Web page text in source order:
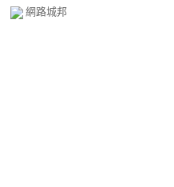
網路城邦